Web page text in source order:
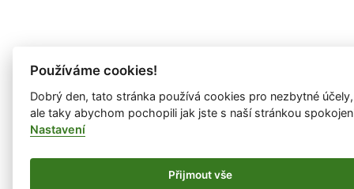
Používáme cookies!
Dobrý den, tato stránka používá cookies pro nezbytné účely,
ale taky abychom pochopili jak jste s naší stránkou
Nastavení
Přijmout vše